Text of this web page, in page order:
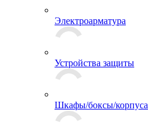
Электроарматура
Устройства защиты
Шкафы/боксы/корпуса